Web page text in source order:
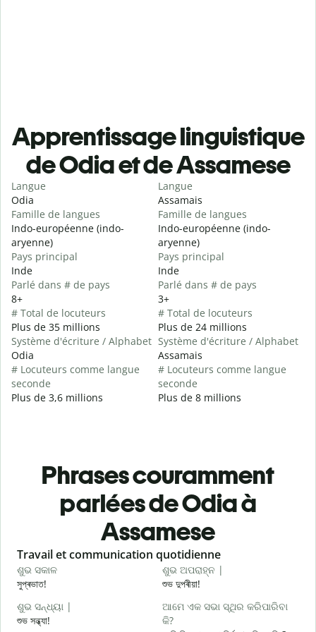
Apprentissage linguistique
de Odia et de Assamese
Langue
Odia
Famille de langues
Indo-européenne (indo-
aryenne)
Pays principal
Inde
Parlé dans # de pays
8+
# Total de locuteurs
Plus de 35 millions
Système d'écriture / Alphabet
Odia
# Locuteurs comme langue
seconde
Plus de 3,6 millions
Langue
Assamais
Famille de langues
Indo-européenne (indo-
aryenne)
Pays principal
Inde
Parlé dans # de pays
3+
# Total de locuteurs
Plus de 24 millions
Système d'écriture / Alphabet
Assamais
# Locuteurs comme langue
seconde
Plus de 8 millions
Phrases couramment
parlées de Odia à
Assamese
Slide 1 of 6
Travail et communication quotidienne
ଶୁଭ ସକାଳ
সুপ্ৰভাত!
ଶୁଭ ଅପରାହ୍ନ |
শুভ দুপৰীয়া!
ଶୁଭ ସନ୍ଧ୍ୟା |
শুভ সন্ধ্যা!
ଆମେ ଏକ ସଭା ସ୍ଥିର କରିପାରିବା
କି?